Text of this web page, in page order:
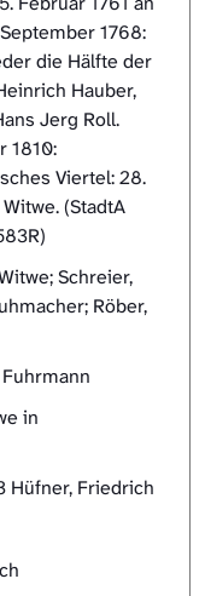
1768:
die Hälfte der
Hauber,
Jerg Roll.
1810:
Viertel: 28.
(StadtA
Schreier,
Röber,
in
Hüfner, Friedrich